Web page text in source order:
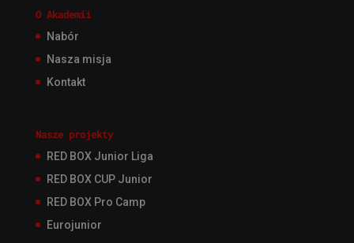
O Akademii
Nabór
Nasza misja
Kontakt
Nasze projekty
RED BOX Junior Liga
RED BOX CUP Junior
RED BOX Pro Camp
Eurojunior